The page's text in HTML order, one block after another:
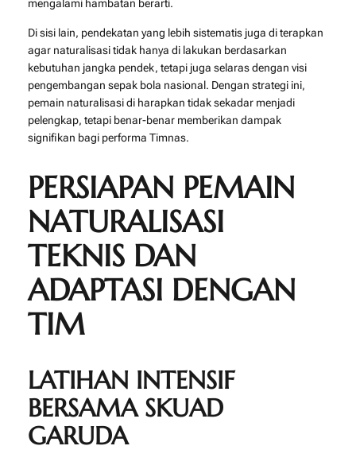
mengalami hambatan berarti.
Di sisi lain, pendekatan yang lebih sistematis juga di terapkan
agar naturalisasi tidak hanya di lakukan berdasarkan
kebutuhan jangka pendek, tetapi juga selaras dengan visi
pengembangan sepak bola nasional. Dengan strategi ini,
pemain naturalisasi di harapkan tidak sekadar menjadi
pelengkap, tetapi benar-benar memberikan dampak
signifikan bagi performa Timnas.
PERSIAPAN PEMAIN
NATURALISASI
TEKNIS DAN
ADAPTASI DENGAN
TIM
LATIHAN INTENSIF
BERSAMA SKUAD
GARUDA